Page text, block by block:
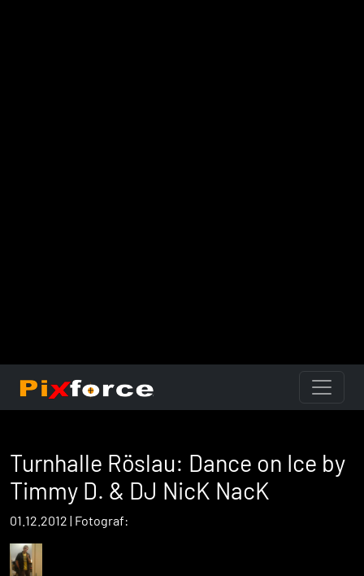
Turnhalle Röslau: Dance on Ice by
Timmy D. & DJ NicK NacK
01.12.2012 | Fotograf: